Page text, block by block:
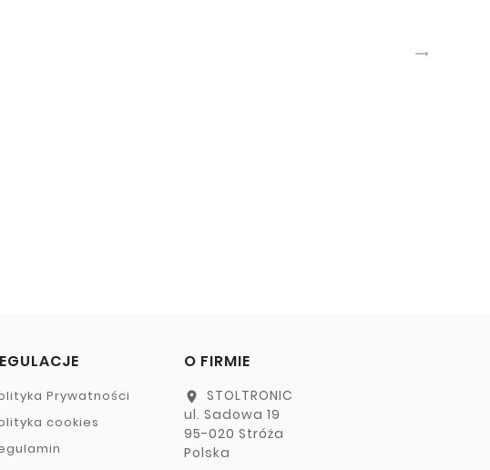

Prywatności
cookies
O FIRMIE
location_on
STOLTRONIC
ul. Sadowa 19
95-020 Stróża
Polska